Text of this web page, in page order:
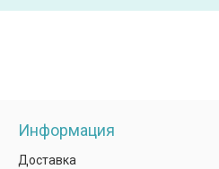
Информация
Доставка